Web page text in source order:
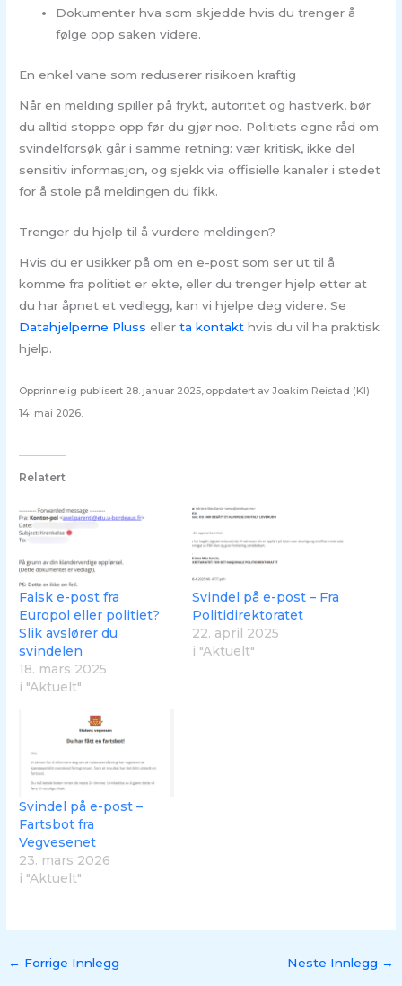
Dokumenter hva som skjedde hvis du trenger å
følge opp saken videre.
En enkel vane som reduserer risikoen kraftig
Når en melding spiller på frykt, autoritet og hastverk, bør
du alltid stoppe opp før du gjør noe. Politiets egne råd om
svindelforsøk går i samme retning: vær kritisk, ikke del
sensitiv informasjon, og sjekk via offisielle kanaler i stedet
for å stole på meldingen du fikk.
Trenger du hjelp til å vurdere meldingen?
Hvis du er usikker på om en e-post som ser ut til å
komme fra politiet er ekte, eller du trenger hjelp etter at
du har åpnet et vedlegg, kan vi hjelpe deg videre. Se
Datahjelperne Pluss ellerta kontakt hvis du vil ha praktisk
hjelp.
Opprinnelig publisert 28. januar 2025, oppdatert av Joakim Reistad (KI)
14. mai 2026.
Relatert
Falsk e-post fra
Europol eller politiet?
Slik avslører du
svindelen
18. mars 2025
i "Aktuelt"
Svindel på e-post – Fra
Politidirektoratet
22. april 2025
i "Aktuelt"
Svindel på e-post –
Fartsbot fra
Vegvesenet
23. mars 2026
i "Aktuelt"
← Forrige Innlegg Neste Innlegg →